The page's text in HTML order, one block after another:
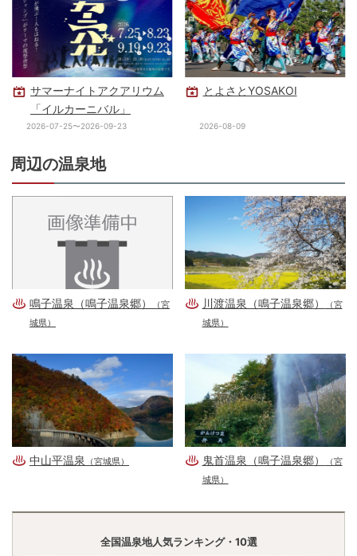
サマーナイトアクアリウム
「イルカーニバル」
2026-07-25〜2026-09-23
とよさとYOSAKOI
2026-08-09
周辺の温泉地
鳴子温泉（鳴子温泉郷）
（宮
城県）
川渡温泉（鳴子温泉郷）
（宮
城県）
中山平温泉 （宮城県） 鬼首温泉（鳴子温泉郷）
（宮
城県）
全国温泉地人気ランキング・10選